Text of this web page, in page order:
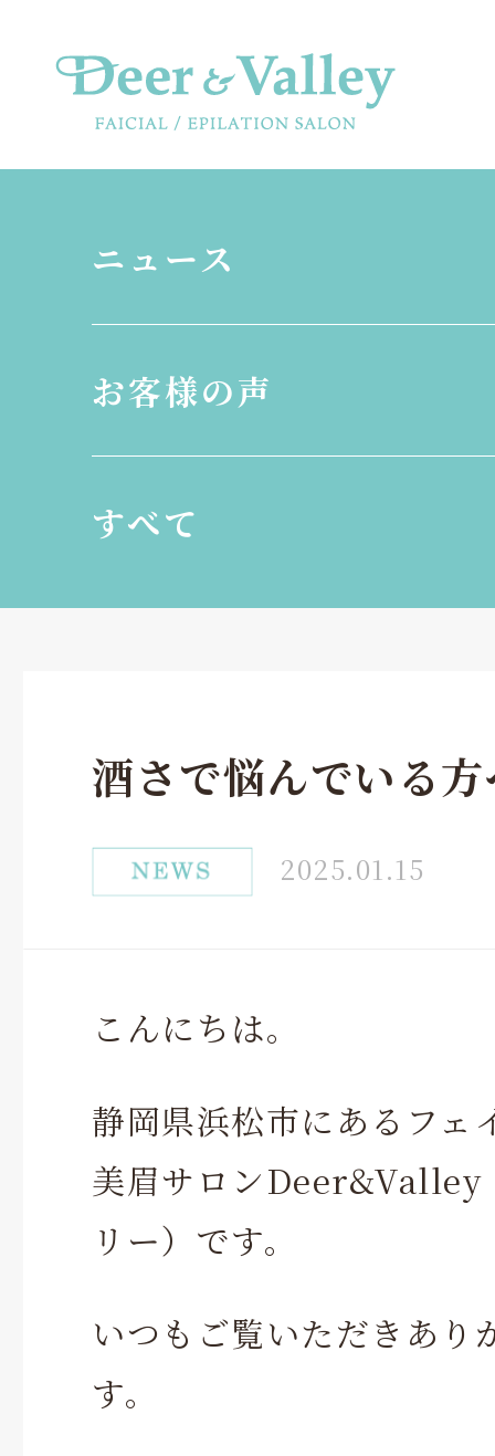
ニュース
お客様の声
すべて
酒さで悩んでいる
2025.01.15
こんにちは。
静岡県浜松市にあるフェ
美眉サロンDeer&Valley
リー）です。
いつもご覧いただきあり
す。